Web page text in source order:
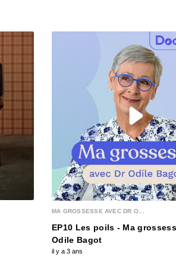
00:03:25
00:03:12
00:03:12
MA GROSSESSE AVEC DR O...
EP10 Les poils - Ma
Odile Bagot
il y a 3 ans